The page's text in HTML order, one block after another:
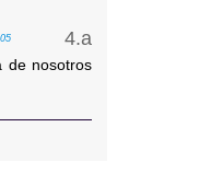
de nosotros